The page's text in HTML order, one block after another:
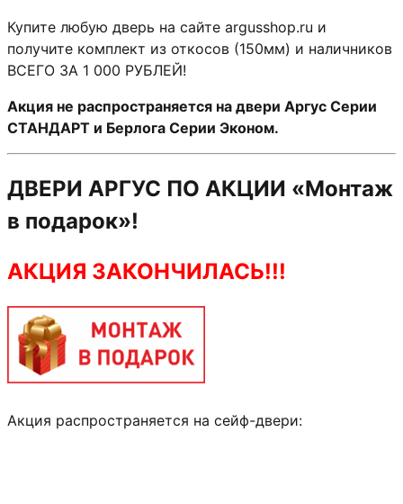
Купите любую дверь на сайте argusshop.ru и
получите комплект из откосов (150мм) и наличников
ВСЕГО ЗА 1 000 РУБЛЕЙ!
Акция не распространяется на двери Аргус Серии
СТАНДАРТ и Берлога Серии Эконом.
ДВЕРИ АРГУС ПО АКЦИИ «Монтаж
в подарок»!
АКЦИЯ ЗАКОНЧИЛАСЬ!!!
Акция распространяется на сейф-двери: